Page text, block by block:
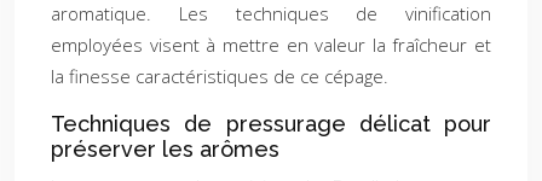
aromatique. Les techniques de vinification
employées visent à mettre en valeur la fraîcheur et
la finesse caractéristiques de ce cépage.
Techniques de pressurage délicat pour
préserver les arômes